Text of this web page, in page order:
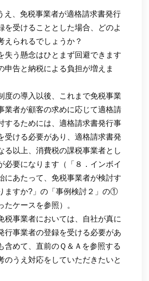
、免税事業者が適格請求書発行
を受けることとした場合、どのよ
えられるでしょうか？
う懸念はひとまず回避できます
申告と納税による負担が増えま
度の導入以後、これまで免税事業
業者が顧客の求めに応じて適格請
するためには、適格請求書発行事
受ける必要があり、適格請求書発
る以上、消費税の課税事業者とし
必要になります（「８．インボイ
にあたって、免税事業者が検討す
ますか?」の「事例検討２」の①
たケースを参照）。
税事業者においては、自社が真に
行事業者の登録を受ける必要があ
含めて、直前のＱ＆Ａを参照する
のうえ対応をしていただきたいと